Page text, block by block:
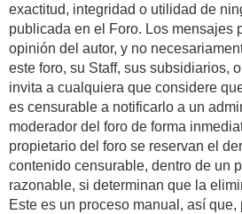
exactitud, integridad o utilidad de
publicada en el Foro. Los mensajes
opinión del autor, y no
este foro, su Staff, sus subsidiarios,
invita a cualquiera que considere
es censurable a notificarlo a un
moderador del foro de forma
propietario del foro se reservan el
contenido censurable, dentro de un
razonable, si determinan que la
Este es un proceso manual, así